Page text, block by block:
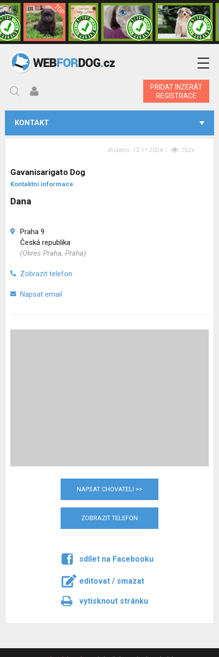
PŘIDAT INZERÁT
REGISTRACE
KONTAKT
vloženo: 13.11.2024 162x
Gavanisarigato Dog
Kontaktní informace
Dana
Praha 9
Česká republika
(Okres Praha, Praha)
Zobrazit telefon
Napsat email
NAPSAT CHOVATELI >>
ZOBRAZIT TELEFON
sdílet na Facebooku
editovat / smazat
vytisknout stránku